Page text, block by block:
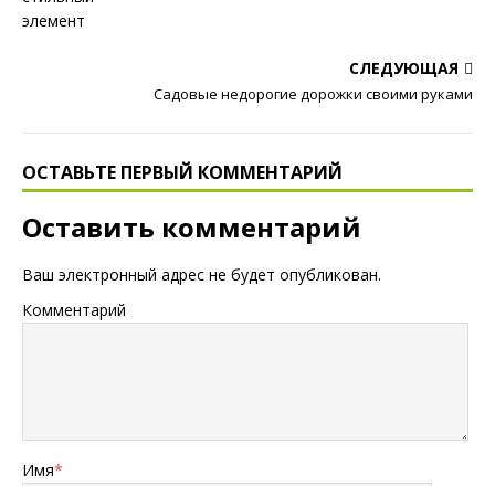
СЛЕДУЮЩАЯ
Садовые недорогие дорожки своими руками
ОСТАВЬТЕ ПЕРВЫЙ КОММЕНТАРИЙ
Оставить комментарий
Ваш электронный адрес не будет опубликован.
Комментарий
Имя*